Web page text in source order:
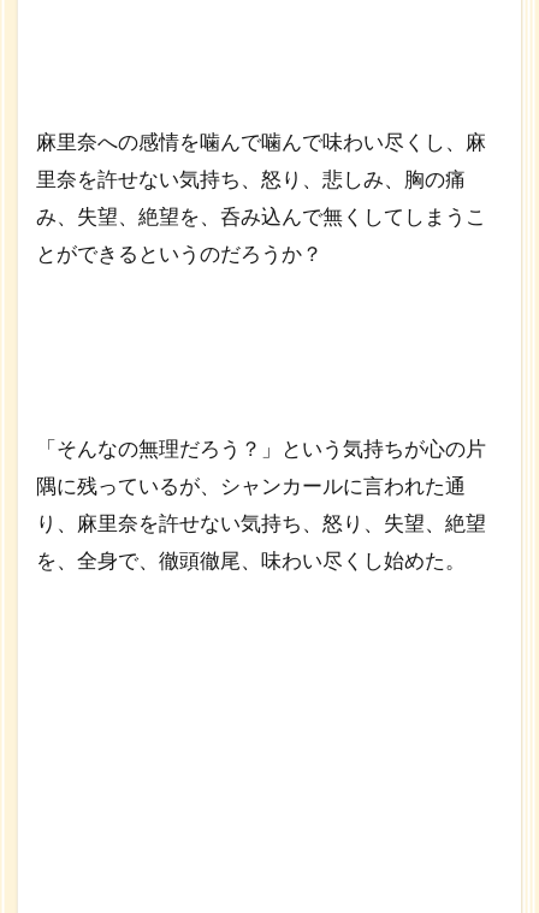
麻里奈への感情を噛んで噛んで味わい尽くし、麻
里奈を許せない気持ち、怒り、悲しみ、胸の痛
み、失望、絶望を、呑み込んで無くしてしまうこ
とができるというのだろうか？
「そんなの無理だろう？」という気持ちが心の片
隅に残っているが、シャンカールに言われた通
り、麻里奈を許せない気持ち、怒り、失望、絶望
を、全身で、徹頭徹尾、味わい尽くし始めた。